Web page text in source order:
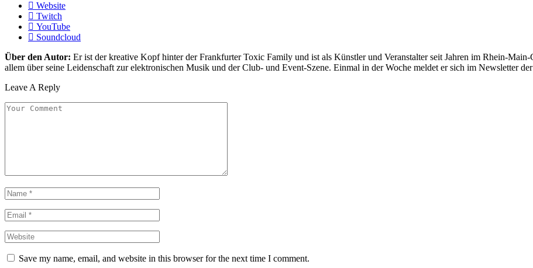
Website
Twitch
YouTube
Soundcloud
Über den Autor: Er ist der kreative Kopf hinter der Frankfurter Toxic Family und ist als Künstler und Veranstalter seit Jahren im Rhein-
allem über seine Leidenschaft zur elektronischen Musik und der Club- und Event-Szene. Einmal in der Woche meldet er sich im Newsletter
Leave A Reply
Save my name, email, and website in this browser for the next time I comment.